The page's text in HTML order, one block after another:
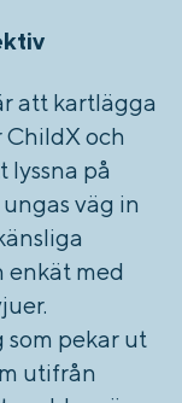
att kartlägga
ChildX och
lyssna på
väg in
enkät med
pekar ut
utifrån